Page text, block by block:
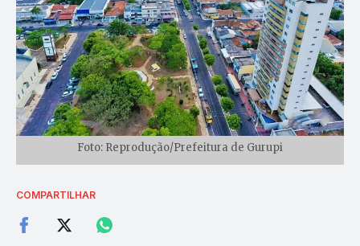
Foto: Reprodução/Prefeitura de Gurupi
COMPARTILHAR